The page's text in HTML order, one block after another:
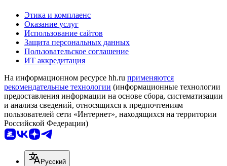
Этика и комплаенс
Оказание услуг
Использование сайтов
Защита персональных данных
Пользовательское соглашение
ИТ аккредитация
На информационном ресурсе hh.ru применяются
рекомендательные технологии (информационные технологии
предоставления информации на основе сбора, систематизации
и анализа сведений, относящихся к предпочтениям
пользователей сети «Интернет», находящихся на территории
Российской Федерации)
Русский